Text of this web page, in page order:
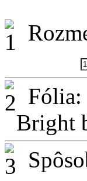
Fólia:
Bright